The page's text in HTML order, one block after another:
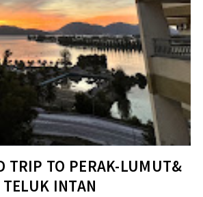
TRIP TO PERAK-LUMUT&
TELUK INTAN